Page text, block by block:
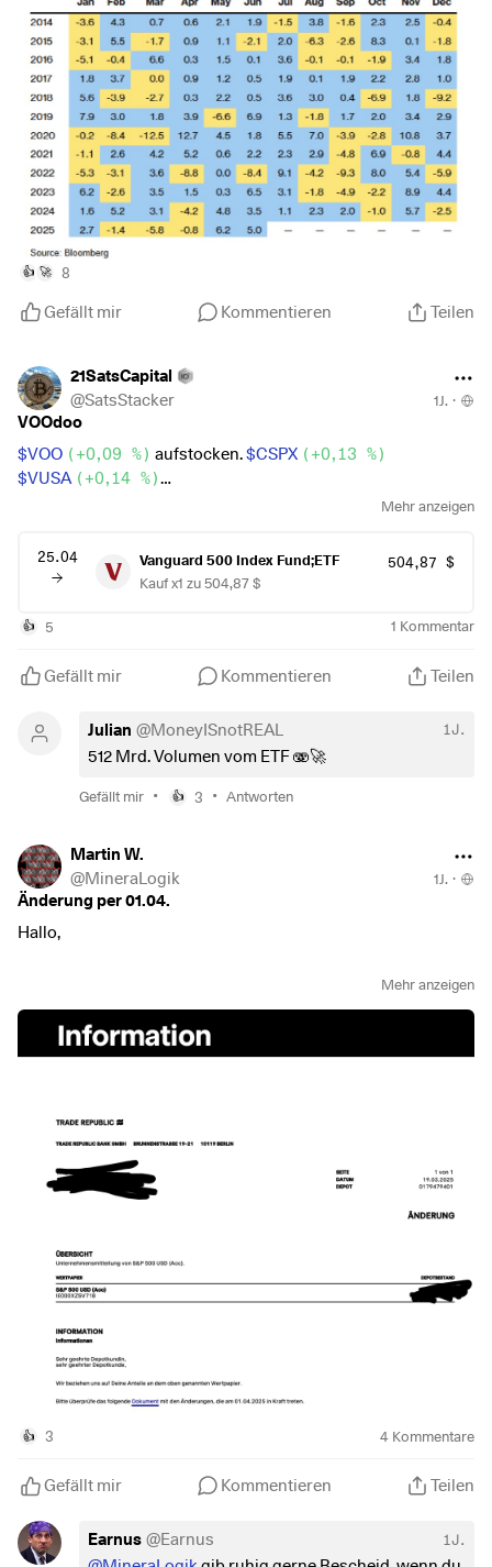
$ISP6(+0,06 %)
$SPXS
(+0,16 %)
Goldman Sachs prognostiziert, dass die Rallye des S& P 500
in den nächsten Wochen anhalten dürfte, bevor sie im
August an Schwung verliert. Historisch gesehen ist der Juli
der stärkste Monat für den S& P mit einem
durchschnittlichen Plus von 1,67 % seit 1928, und die ersten
beiden Wochen sind in der Regel die besten.
Es bleibt spannend ✌️🚀
👍 🚀 8
Gefällt mir Kommentieren Teilen
21SatsCapital
@SatsStacker 1J. ·
VOOdoo
$VOO ( +0,09 %) aufstocken.$CSPX ( +0,13 %)
$VUSA ( +0,14 %)
Mehr anzeigen
25.04
Vanguard 500 Index Fund;ETF
Kauf x1 zu 504,87 $
504,87 $
👍 5 1 Kommentar
Gefällt mir Kommentieren Teilen
Julian @MoneyISnotREAL 1J.
512 Mrd. Volumen vom ETF 🫨🚀
Gefällt mir • 👍 3 • Antworten
Martin W.
@MineraLogik 1J. ·
Änderung per 01.04.
Hallo,
ich habe vorgestern in meinem Postfach bei TR eine
+0,1 %)erhalten, kann aber nicht auf den Link im
Dokument klicken. Weiß jemand, was da kommt? Kann auch
Mehr anzeigen
👍 3 4 Kommentare
Gefällt mir Kommentieren Teilen
Earnus @Earnus 1J.